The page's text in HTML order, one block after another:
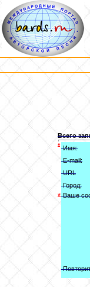
Всего
*Имя:
E-mail:
URL
Город:
*Ваше